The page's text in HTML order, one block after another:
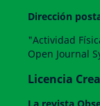
Dirección
"Actividad
Open Journal
Licencia